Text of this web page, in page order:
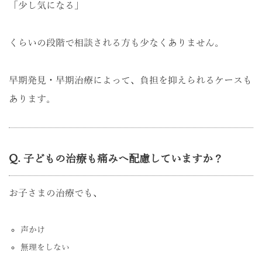
「少し気になる」
くらいの段階で相談される方も少なくありません。
早期発見・早期治療によって、負担を抑えられるケースも
あります。
Q. 子どもの治療も痛みへ配慮していますか？
お子さまの治療でも、
声かけ
無理をしない